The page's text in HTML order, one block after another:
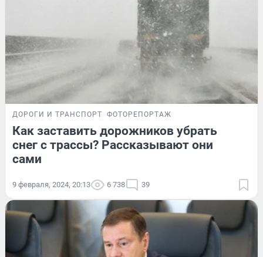
ДОРОГИ И ТРАНСПОРТ ФОТОРЕПОРТАЖ
Как заставить дорожников убрать
снег с трассы? Рассказывают они
сами
9 февраля, 2024, 20:13 6 738 39